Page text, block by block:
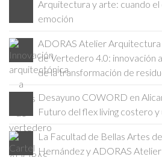
Arquitectura y arte: cuando
emoción
ADORAS Atelier Arquitectura
de Vertedero 4.0: innovación
de la transformación de
Desayuno COWORD en
Futuro del flex living costero y
La Facultad de Bellas Artes
Hernández y ADORAS